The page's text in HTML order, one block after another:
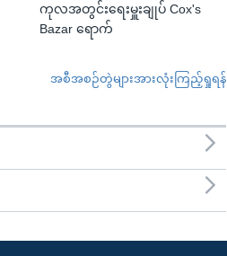
ကုလအတွင်းရေးမှူးချုပ် Cox's
Bazar ရောက်
အစီအစဉ်တွဲများအားလုံးကြည့်ရှုရန်